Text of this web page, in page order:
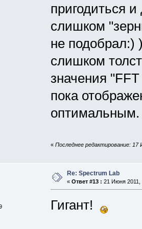
пригодиться
слишком
не подобрал:)
слишком
значения
пока
оптимальным.
« Последнее редактирование:
Re: Spectrum Lab
« Ответ #13 : 21 Июня 2011,
Гигант!